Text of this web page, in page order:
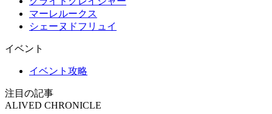
マーレルークス
シェーヌドフリュイ
イベント
イベント攻略
注目の記事
ALIVED CHRONICLE